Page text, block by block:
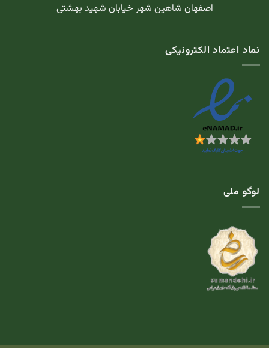
اصفهان شاهین شهر خیابان شهید بهشتی
نماد اعتماد الکترونیکی
لوگو ملی